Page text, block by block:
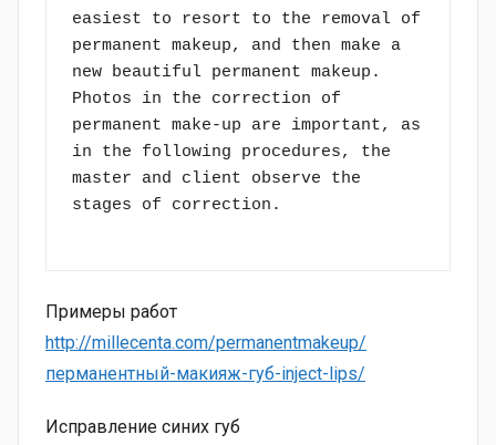
easiest to resort to the removal of
permanent makeup, and then make a
new beautiful permanent makeup.
Photos in the correction of
permanent make-up are important, as
in the following procedures, the
master and client observe the
stages of correction.
Примеры работ
http://millecenta.com/permanentmakeup/
перманентный-макияж-губ-inject-lips/
Исправление синих губ